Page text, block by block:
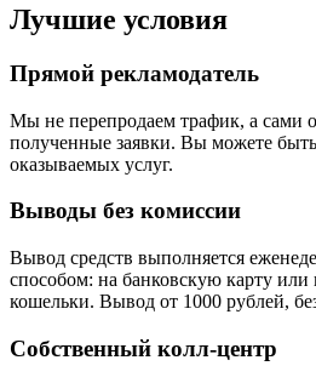
Лучшие условия
Прямой рекламодатель
Мы не перепродаем трафик, а сами
полученные заявки. Вы можете
оказываемых услуг.
Выводы без комиссии
Вывод средств выполняется
способом: на банковскую карту или
кошельки. Вывод от 1000 рублей,
Собственный колл-центр